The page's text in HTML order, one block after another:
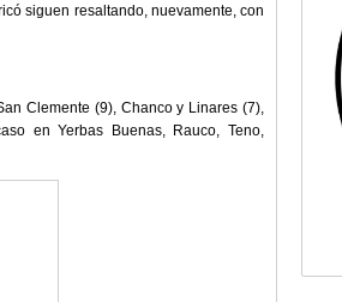
siguen resaltando, nuevamente, con
Clemente (9), Chanco y Linares (7),
en Yerbas Buenas, Rauco, Teno,